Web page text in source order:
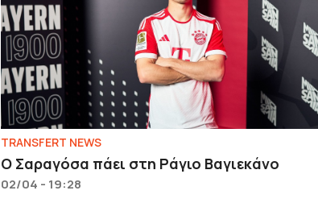
TRANSFERT NEWS
Ο Σαραγόσα πάει στη Ράγιο Βαγιεκάνο
02/04 - 19:28